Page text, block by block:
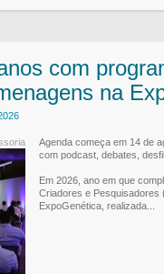
com
na
Agenda começa em 14 de
com podcast, debates,
Em 2026, ano em que
Criadores e Pesquisadores
ExpoGenética, realizada...